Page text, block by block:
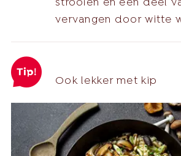
vervangen door witte
Ook lekker met kip